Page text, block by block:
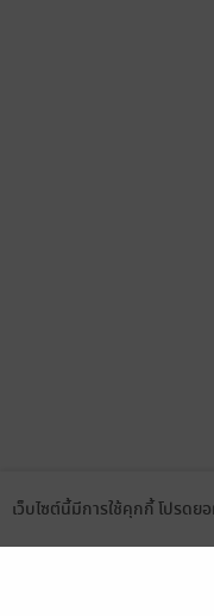
เว็บไซต์นี้มีการใช้คุกกี้ โปรด